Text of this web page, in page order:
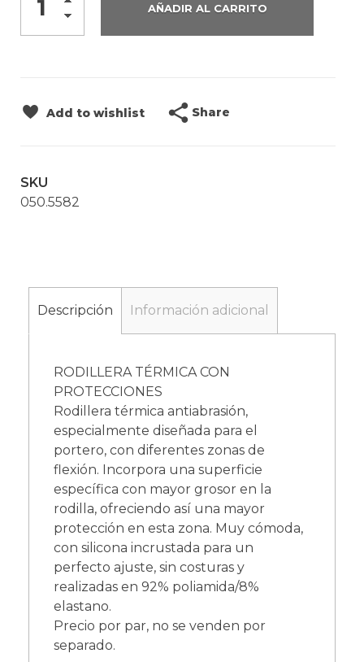
AÑADIR AL CARRITO
Add to wishlist Share
SKU
050.5582
Descripción Información adicional
RODILLERA TÉRMICA CON
PROTECCIONES
Rodillera térmica antiabrasión,
especialmente diseñada para el
portero, con diferentes zonas de
flexión. Incorpora una superficie
específica con mayor grosor en la
rodilla, ofreciendo así una mayor
protección en esta zona. Muy cómoda,
con silicona incrustada para un
perfecto ajuste, sin costuras y
realizadas en 92% poliamida/8%
elastano.
Precio por par, no se venden por
separado.